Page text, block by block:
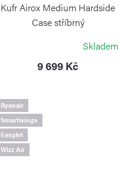
Kufr Airox Medium Hardside
Case stříbrný
Skladem
9 699 Kč
Ryanair
Smartwings
EasyJet
Wizz Air